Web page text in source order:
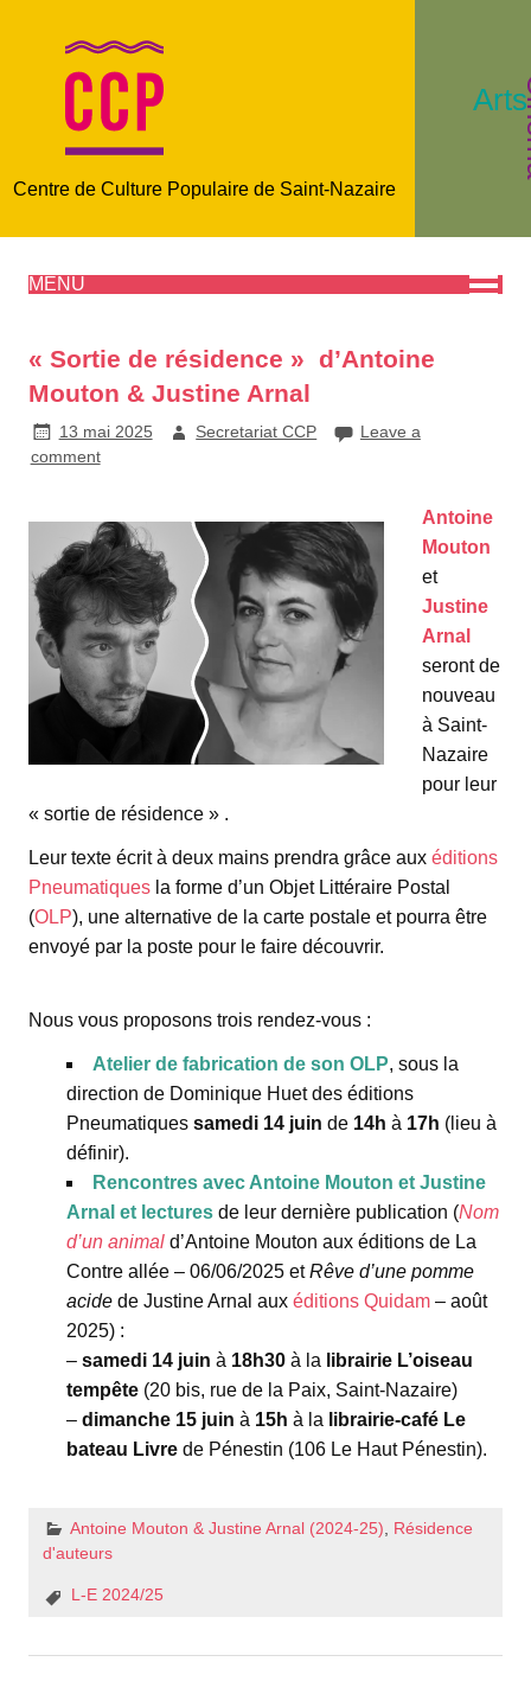
Centre de Culture Populaire de Saint-Nazaire
MENU
« Sortie de résidence » d’Antoine
Mouton & Justine Arnal
13 mai 2025 Secretariat CCP
Leave a
comment
Antoine
Mouton
et
Justine
Arnal
seront de
nouveau
à Saint-
Nazaire
pour leur
« sortie de résidence » .
Leur texte écrit à deux mains prendra grâce aux éditions
Pneumatiques la forme d’un Objet Littéraire Postal
(OLP), une alternative de la carte postale et pourra être
envoyé par la poste pour le faire découvrir.
Nous vous proposons trois rendez-vous :
Atelier de fabrication de son OLP, sous la
direction de Dominique Huet des éditions
Pneumatiques samedi 14 juin de 14h à 17h (lieu à
définir).
Rencontres avec Antoine Mouton et Justine
Arnal et lectures de leur dernière publication (Nom
d’un animal d’Antoine Mouton aux éditions de La
Contre allée – 06/06/2025 etRêve d’une pomme
acide de Justine Arnal aux éditions Quidam – août
2025) :
– samedi 14 juin à 18h30 à la librairie L’oiseau
tempête (20 bis, rue de la Paix, Saint-Nazaire)
– dimanche 15 juin à 15h à la librairie-café Le
bateau Livre de Pénestin (106 Le Haut Pénestin).
Antoine Mouton & Justine Arnal (2024-25)
Résidence
d'auteurs
L-E 2024/25